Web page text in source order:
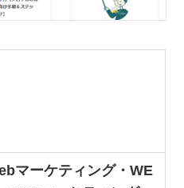
マーケティング・WE